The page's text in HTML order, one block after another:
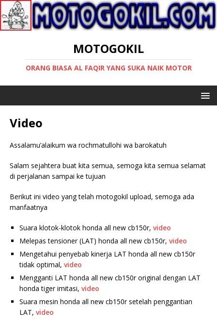
MOTOGOKIL
ORANG BIASA AL FAQIR YANG SUKA NAIK MOTOR
Video
Assalamu’alaikum wa rochmatullohi wa barokatuh
Salam sejahtera buat kita semua, semoga kita semua selamat
di perjalanan sampai ke tujuan
Berikut ini video yang telah motogokil upload, semoga ada
manfaatnya
Suara klotok-klotok honda all new cb150r, video
Melepas tensioner (LAT) honda all new cb150r, video
Mengetahui penyebab kinerja LAT honda all new cb150r
tidak optimal, video
Mengganti LAT honda all new cb150r original dengan LAT
honda tiger imitasi, video
Suara mesin honda all new cb150r setelah penggantian
LAT, video